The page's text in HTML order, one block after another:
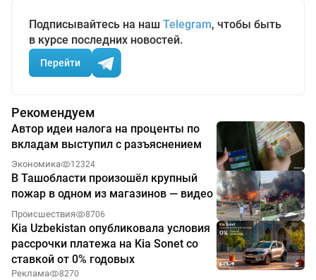
Подписывайтесь на наш Telegram, чтобы быть
в курсе последних новостей.
Перейти
Рекомендуем
Автор идеи налога на проценты по
вкладам выступил с разъяснением
Экономика 12324
В Ташобласти произошёл крупный
пожар в одном из магазинов — видео
Происшествия 8706
Kia Uzbekistan опубликовала условия
рассрочки платежа на Kia Sonet со
ставкой от 0% годовых
Реклама 8270